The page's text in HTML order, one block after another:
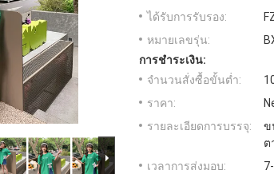
ได้รับการรับรอง:
หมายเลขรุ่น:
การชำระเงิน:
จำนวนสั่งซื้อขั้นต่ำ:
ราคา:
รายละเอียดการบรรจุ:
ข
ต
เวลาการส่งมอบ: